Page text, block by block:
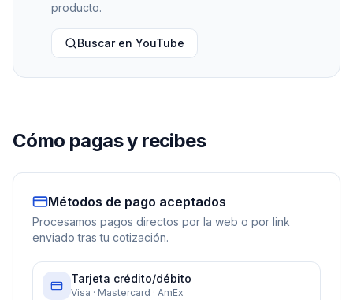
producto.
Buscar en YouTube
Cómo pagas y recibes
Métodos de pago aceptados
Procesamos pagos directos por la web o por link
enviado tras tu cotización.
Tarjeta crédito/débito
Visa · Mastercard · AmEx